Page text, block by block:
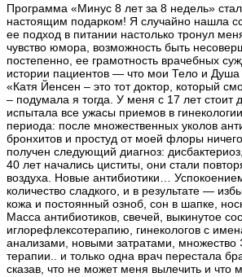
Программа «Минус 8 лет за 8 недель»
настоящим подарком! Я случайно нашла
ее подход в питании настолько тронул
чувство юмора, возможность быть
постепенно, ее грамотность врачебных
истории пациентов — что мои Тело и Душа
«Катя Йенсен – это тот доктор, который
– подумала я тогда. У меня с 17 лет стоит
испытала все ужасы приемов в
периода: после множественных уколов
бронхитов и простуд от моей флоры
получен следующий диагноз:
40 лет начались циститы, они стали
воздуха. Новые антибиотики…
количество сладкого, и в результате —
кожа и постоянный озноб, сон в шапке,
Масса антибиотиков, свечей, выкинутое
иглорефлексотерапию, гинекологов с
анализами, новыми затратами,
терапии.. и только одна врач перестала
сказав, что не может меня вылечить и что